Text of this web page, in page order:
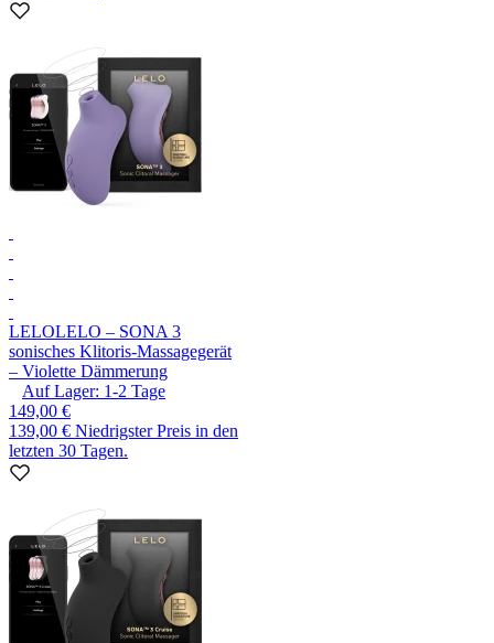
LELOLELO – SONA 3
sonisches Klitoris-Massagegerät
– Violette Dämmerung
Auf Lager: 1-2 Tage
149,00 €
139,00 € Niedrigster Preis in den
letzten 30 Tagen.